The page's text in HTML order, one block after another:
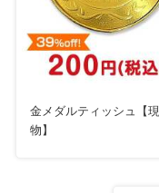
金メダルティッシュ【現
物】